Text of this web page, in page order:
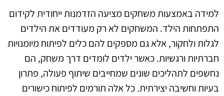
למידה באמצעות משחקים מציעה הזדמנות ייחודית לקידום
התפתחות הילד. המשחקים לא רק מעודדים את הילדים
לגלות ולחקור, אלא גם מספקים להם כלים לפיתוח מיומנויות
חברתיות ורגשיות. כאשר ילדים לומדים דרך משחק, הם
נחשפים לתהליכים שונים שמחייבים שיתוף פעולה, פתרון
בעיות וחשיבה יצירתית. כל אלה תורמים לפיתוח כישורים